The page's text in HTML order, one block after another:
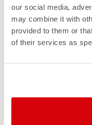
our social media,
may combine it with
provided to them or
of their services as